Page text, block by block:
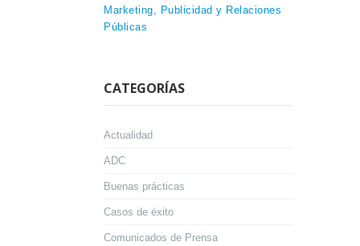
Marketing, Publicidad y Relaciones
Públicas
CATEGORÍAS
Actualidad
ADC
Buenas prácticas
Casos de éxito
Comunicados de Prensa